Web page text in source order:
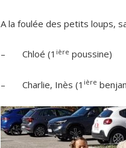
A la foulée des petits loups,
– Chloé (1 ière poussine)
– Charlie, Inès (1 ière